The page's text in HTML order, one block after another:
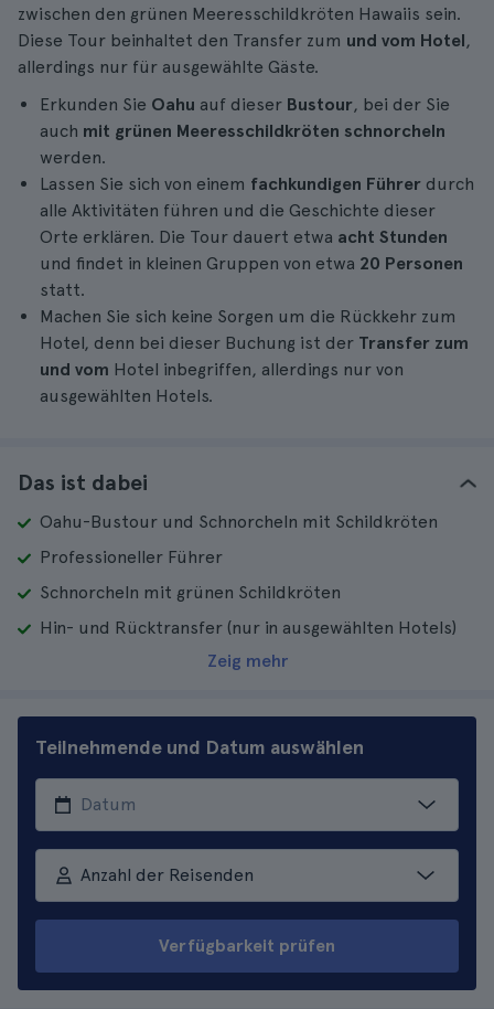
zwischen den grünen Meeresschildkröten Hawaiis sein.
Diese Tour beinhaltet den Transfer zum und vom Hotel,
allerdings nur für ausgewählte Gäste.
Erkunden Sie Oahu auf dieser Bustour, bei der Sie
auch mit grünen Meeresschildkröten schnorcheln
werden.
Lassen Sie sich von einem fachkundigen Führer durch
alle Aktivitäten führen und die Geschichte dieser
Orte erklären. Die Tour dauert etwa acht Stunden
und findet in kleinen Gruppen von etwa 20 Personen
statt.
Machen Sie sich keine Sorgen um die Rückkehr zum
Hotel, denn bei dieser Buchung ist der Transfer zum
und vom Hotel inbegriffen, allerdings nur von
ausgewählten Hotels.
Das ist dabei
Oahu-Bustour und Schnorcheln mit Schildkröten
Professioneller Führer
Schnorcheln mit grünen Schildkröten
Hin- und Rücktransfer (nur in ausgewählten Hotels)
Zeig mehr
Teilnehmende und Datum auswählen
Anzahl der Reisenden
Verfügbarkeit prüfen